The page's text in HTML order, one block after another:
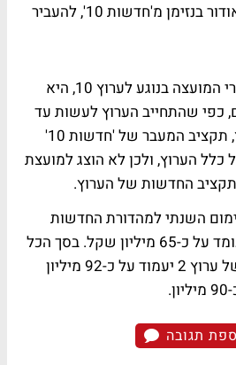
אבי וייס מ'חדשות 2' וראודור בנזימן מ'חדשות 10', להעביר
סוגיה נוספת שהעלו חברי המועצה בנוגע לערוץ 10, היא
כפי שהתחייב הערוץ לעשות עד
סוף 2011. על פי הערוץ, תקציב המעבר של 'חדשות 10'
הערוץ, ולכן לא הוצג למועצת
החדשות של הערוץ.
השנתי למהדורת החדשות
המרכזית של כל ערוץ, עומד על כ-65 מיליון שקל. בסך הכל
תקציב חברת החדשות של ערוץ 2 יעמוד על כ-92 מיליון
תגובה